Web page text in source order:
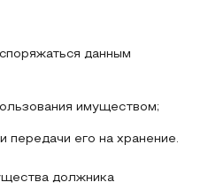
данным
имуществом;
передачи его на хранение.
должника